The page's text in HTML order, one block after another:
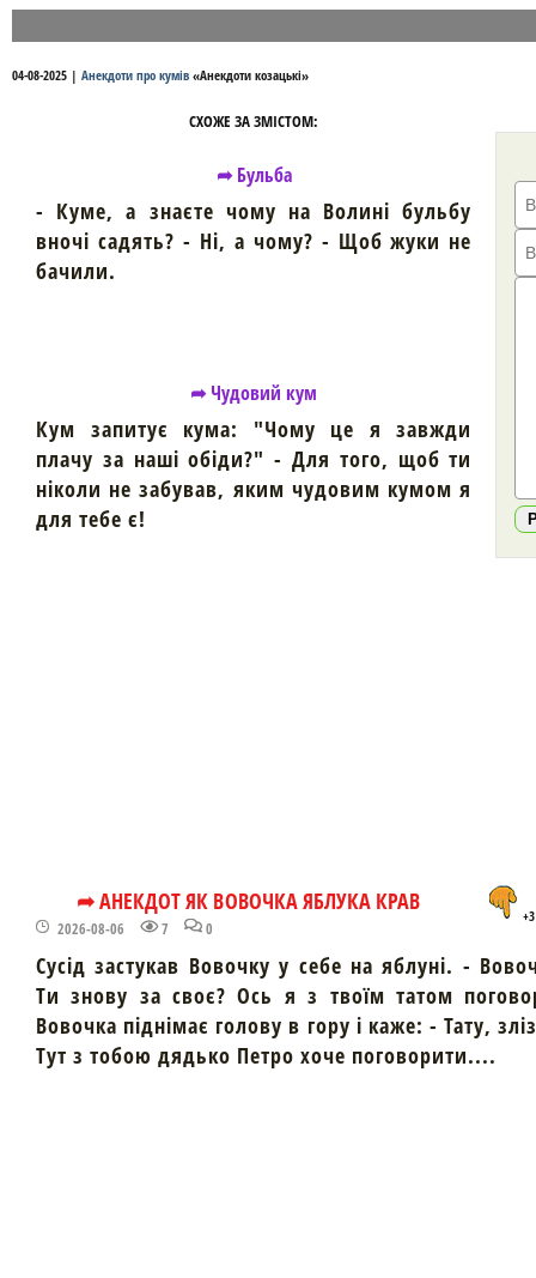
04-08-2025 | Анекдоти про кумів «Анекдоти козацькі»
СХОЖЕ ЗА ЗМІСТОМ:
➦ Бульба
- Куме, а знаєте чому на Волині бульбу
вночі садять? - Ні, а чому? - Щоб жуки не
бачили.
➦ Чудовий кум
Кум запитує кума: "Чому це я завжди
плачу за наші обіди?" - Для того, щоб ти
ніколи не забував, яким чудовим кумом я
для тебе є!
➦ АНЕКДОТ ЯК ВОВОЧКА ЯБЛУКА КРАВ
2026-08-06 7 0
+3
Сусід застукав Вовочку у себе на яблуні. -
Ти знову за своє? Ось я з твоїм татом
Вовочка піднімає голову в гору і каже: - Тату,
Тут з тобою дядько Петро хоче поговорити....